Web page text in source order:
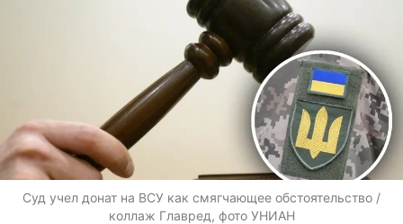
Суд учел донат на ВСУ как смягчающее обстоятельство /
коллаж Главред, фото УНИАН